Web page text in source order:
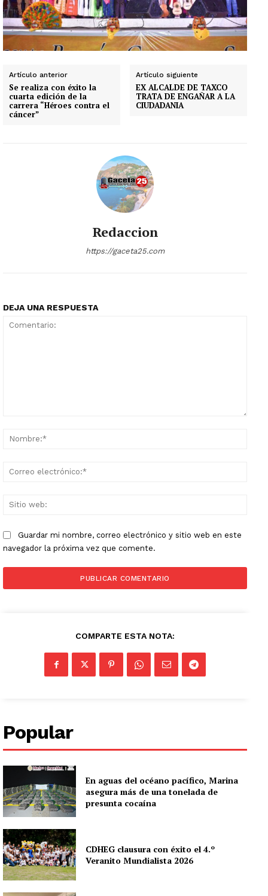
Artículo anterior
Se realiza con éxito la
cuarta edición de la
carrera “Héroes contra el
cáncer”
Artículo siguiente
EX ALCALDE DE TAXCO
TRATA DE ENGAÑAR A LA
CIUDADANIA
Redaccion
https://gaceta25.com
DEJA UNA RESPUESTA
Guardar mi nombre, correo electrónico y sitio web en este
navegador la próxima vez que comente.
COMPARTE ESTA NOTA:
Popular
En aguas del océano pacífico, Marina
asegura más de una tonelada de
presunta cocaína
CDHEG clausura con éxito el 4.º
Veranito Mundialista 2026